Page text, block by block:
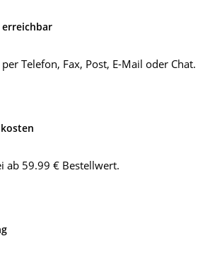
erreichbar
Telefon, Fax, Post, E-Mail oder Chat.
ab 59.99 € Bestellwert.